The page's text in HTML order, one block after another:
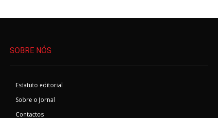
SOBRE NÓS
Estatuto editorial
Sobre o Jornal
Contactos